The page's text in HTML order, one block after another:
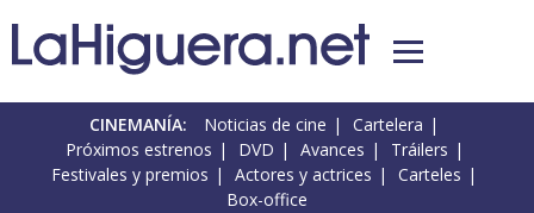
CINEMANÍA: Noticias de cine
Cartelera
Próximos estrenos
DVD Avances
Tráilers
Festivales y premios
Actores y actrices
Carteles
Box-office